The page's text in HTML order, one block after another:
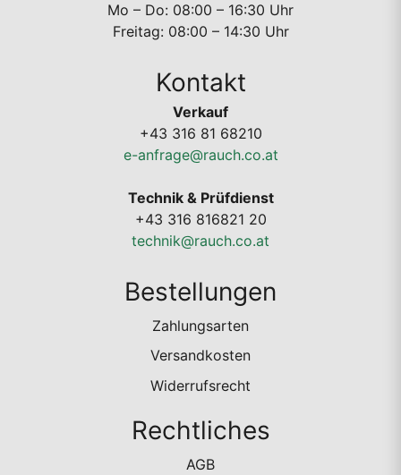
Mo – Do: 08:00 – 16:30 Uhr
Freitag: 08:00 – 14:30 Uhr
Kontakt
Verkauf
+43 316 81 68210
e-anfrage@rauch.co.at
Technik & Prüfdienst
+43 316 816821 20
technik@rauch.co.at
Bestellungen
Zahlungsarten
Versandkosten
Widerrufsrecht
Rechtliches
AGB